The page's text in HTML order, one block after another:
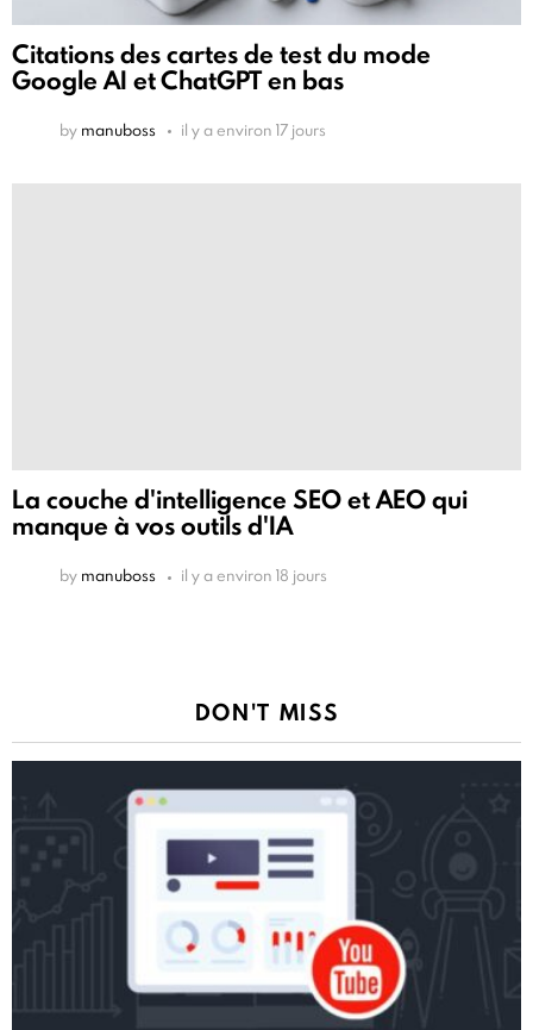
Citations des cartes de test du mode
Google AI et ChatGPT en bas
by manuboss il y a environ 17 jours
La couche d'intelligence SEO et AEO qui
manque à vos outils d'IA
by manuboss il y a environ 18 jours
DON'T MISS